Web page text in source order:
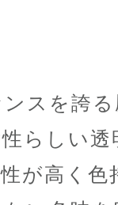
スを誇
らしい透
が高く色